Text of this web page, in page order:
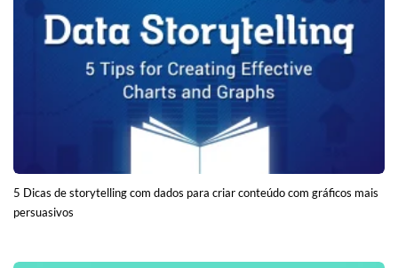
5 Dicas de storytelling com dados para criar conteúdo com gráficos mais
persuasivos